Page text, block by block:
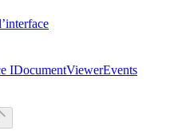
IDocumentViewerEvents